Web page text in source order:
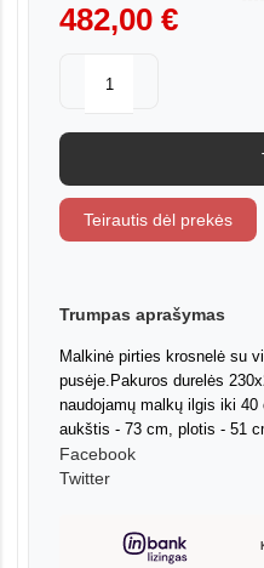
482,00 €
Teirautis dėl prekės
Trumpas aprašymas
Malkinė pirties krosnelė su
pusėje.Pakuros durelės
naudojamų malkų ilgis iki
aukštis - 73 cm, plotis - 51
Facebook
Twitter